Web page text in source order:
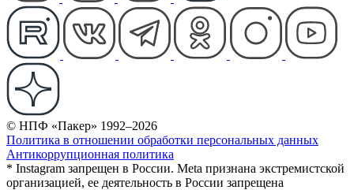
© НПФ «Пакер» 1992–2026
Политика в отношении обработки персональных данных
Антикоррупционная политика
* Instagram запрещен в России. Meta признана экстремистской
организацией, ее деятельность в России запрещена